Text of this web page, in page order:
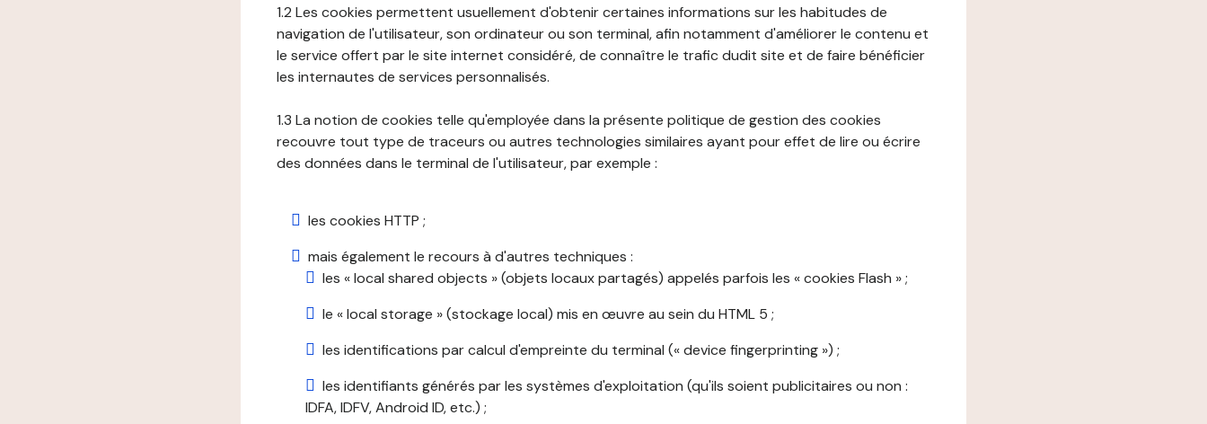
1.2 Les cookies permettent usuellement d'obtenir certaines informations sur les habitudes de
navigation de l'utilisateur, son ordinateur ou son terminal, afin notamment d'améliorer le contenu et
le service offert par le site internet considéré, de connaître le trafic dudit site et de faire bénéficier
les internautes de services personnalisés.
1.3 La notion de cookies telle qu'employée dans la présente politique de gestion des cookies
recouvre tout type de traceurs ou autres technologies similaires ayant pour effet de lire ou écrire
des données dans le terminal de l'utilisateur, par exemple :
les cookies HTTP ;
mais également le recours à d'autres techniques :
les « local shared objects » (objets locaux partagés) appelés parfois les « cookies Flash » ;
le « local storage » (stockage local) mis en œuvre au sein du HTML 5 ;
les identifications par calcul d'empreinte du terminal (« device fingerprinting ») ;
les identifiants générés par les systèmes d'exploitation (qu'ils soient publicitaires ou non :
IDFA, IDFV, Android ID, etc.) ;